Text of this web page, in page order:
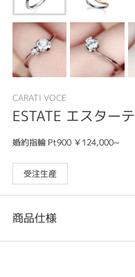
CARATI VOCE
ESTATE エスターテ
婚約指輪 Pt900 ￥124,000~
受注生産
商品仕様